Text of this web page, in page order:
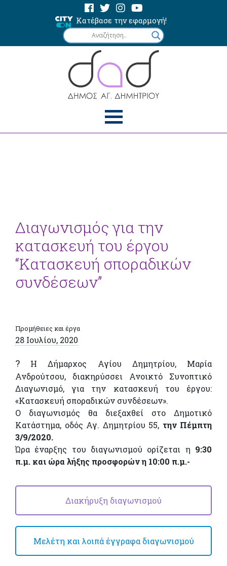
Κατέβασε την εφαρμογή!
Διαγωνισμός για την
κατασκευή του έργου
“Κατασκευή σποραδικών
συνδέσεων”
Προμήθειες και έργα
28 Ιουλίου, 2020
? Η Δήμαρχος Αγίου Δημητρίου, Μαρία
Ανδρούτσου, διακηρύσσει Ανοικτό Συνοπτικό
Διαγωνισμό, για την κατασκευή του έργου:
«Κατασκευή σποραδικών συνδέσεων».
Ο διαγωνισμός θα διεξαχθεί στο Δημοτικό
Κατάστημα, οδός Αγ. Δημητρίου 55, την Πέμπτη
3/9/2020.
Ώρα έναρξης του διαγωνισμού ορίζεται η 9:30
π.μ. και ώρα λήξης προσφορών η 10:00 π.μ.-
Διακήρυξη διαγωνισμού
Μελέτη και λοιπά έγγραφα διαγωνισμού